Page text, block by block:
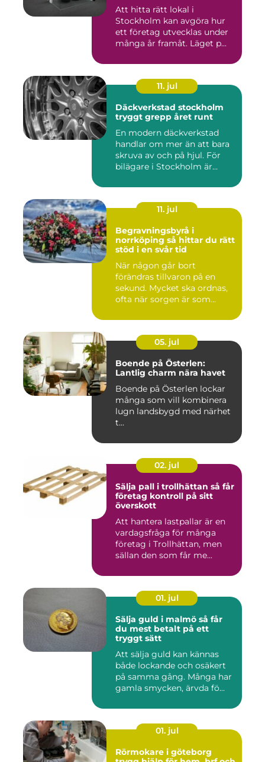
Att hitta rätt lokal i
Stockholm kan avgöra hur
ett företag utvecklas under
många år framåt. Läget p...
11. jul
Däckverkstad stockholm
tryggt grepp året runt
En modern däckverkstad
handlar om mer än att bara
skruva av och på hjul. För
bilägare i Stockholm är...
11. jul
Begravningsbyrå i
norrköping så hittar du rätt
stöd i en svår tid
När någon går bort
förändras tillvaron på en
sekund. Mycket ska ordnas,
ofta när sorgen är som
05. jul
Boende på Österlen:
Lantlig charm nära havet
Boende på Österlen lockar
många som vill kombinera
lugn landsbygd med närhet
t...
02. jul
Sälja pall i trollhättan så får
företag kontroll på sitt
överskott
Att hantera lastpallar är en
vardagsfråga för många
företag i Trollhättan, men
sällan den som får me...
01. jul
Sälja guld i malmö så får
du mest betalt på ett
tryggt sätt
Att sälja guld kan kännas
både lockande och osäkert
på samma gång. Många har
gamla smycken, ärvda fö...
01. jul
Rörmokare i göteborg